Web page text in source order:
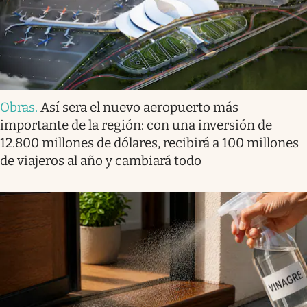
Obras. Así sera el nuevo aeropuerto más
importante de la región: con una inversión de
12.800 millones de dólares, recibirá a 100 millones
de viajeros al año y cambiará todo